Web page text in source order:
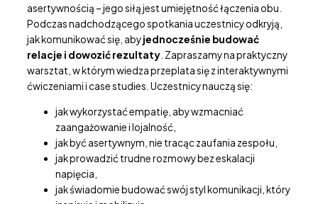
asertywnością – jego siłą jest umiejętność łączenia obu.
Podczas nadchodzącego spotkania uczestnicy odkryją,
jak komunikować się, abyjednocześnie budować
relacje i dowozić rezultaty. Zapraszamy na praktyczny
warsztat, w którym wiedza przeplata się z interaktywnymi
ćwiczeniami i case studies. Uczestnicy nauczą się:
jak wykorzystać empatię, aby wzmacniać
zaangażowanie i lojalność,
jak być asertywnym, nie tracąc zaufania zespołu,
jak prowadzić trudne rozmowy bez eskalacji
napięcia,
jak świadomie budować swój styl komunikacji, który